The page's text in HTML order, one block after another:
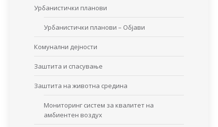
Урбанистички планови
Урбанистички планови – Објави
Комунални дејности
Заштита и спасување
Заштита на животна средина
Мониторинг систем за квалитет на
амбиентен воздух